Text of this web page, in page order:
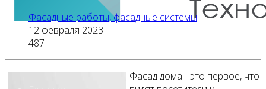
Фасадные работы, фасадные системы
12 февраля 2023
487
Фасад дома - это первое, что